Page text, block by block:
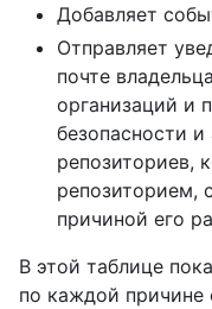
Добавляет
Отправляет
почте
организаций и
безопасности
репозиториев,
репозиторием,
причиной его
В этой таблице
по каждой причине